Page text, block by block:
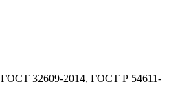
ГОСТ 32609-2014, ГОСТ Р 54611-